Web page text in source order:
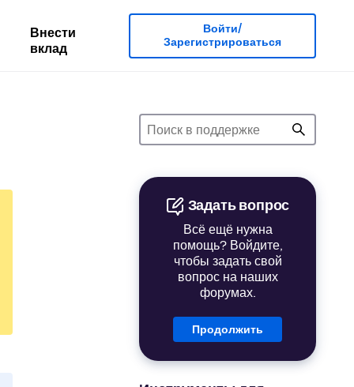
Внести
вклад
Войти/
Зарегистрироваться
Задать вопрос
Всё ещё нужна
помощь? Войдите,
чтобы задать свой
вопрос на наших
форумах.
Продолжить